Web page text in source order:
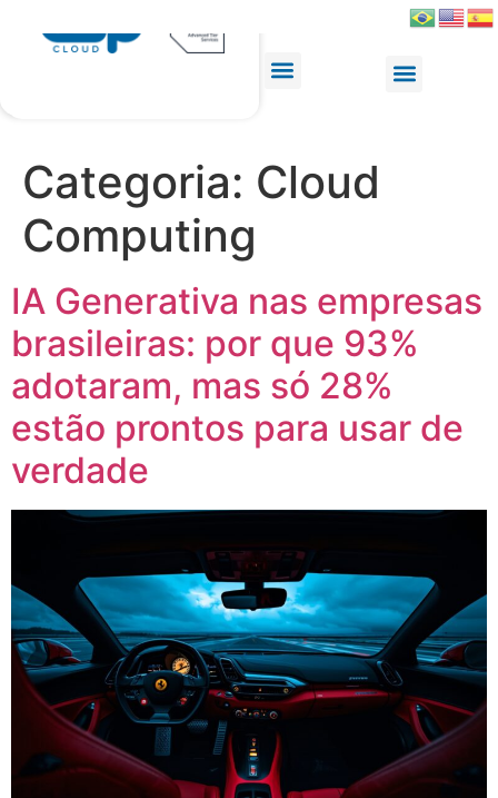
Categoria: Cloud
Computing
IA Generativa nas empresas
brasileiras: por que 93%
adotaram, mas só 28%
estão prontos para usar de
verdade